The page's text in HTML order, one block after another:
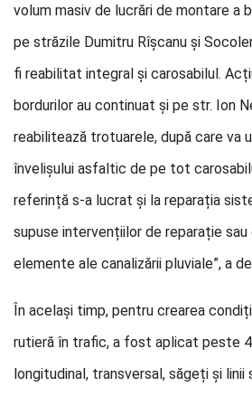
volum masiv de lucrări de montare a
pe străzile Dumitru Rîșcanu și
fi reabilitat integral și carosabilul.
bordurilor au continuat și pe str. Ion
reabilitează trotuarele, după care va
învelișului asfaltic de pe tot
referință s-a lucrat și la reparația
supuse intervențiilor de reparație
elemente ale canalizării pluviale”, a
În același timp, pentru crearea
rutieră în trafic, a fost aplicat peste
longitudinal, transversal, săgeți și